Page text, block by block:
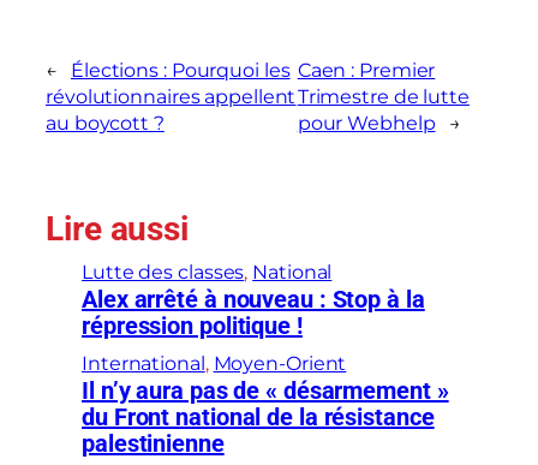
←
Élections : Pourquoi les
révolutionnaires appellent
au boycott ?
Caen : Premier
Trimestre de lutte
pour Webhelp
→
Lire aussi
Lutte des classes, National
Alex arrêté à nouveau : Stop à la
répression politique !
International , Moyen-Orient
Il n’y aura pas de « désarmement »
du Front national de la résistance
palestinienne